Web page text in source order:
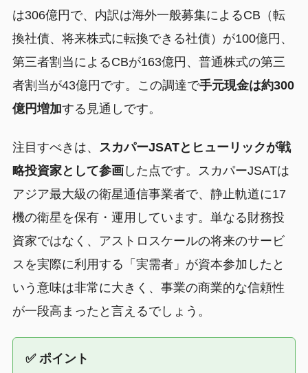
は306億円で、内訳は海外一般募集によるCB（転
換社債、将来株式に転換できる社債）が100億円、
第三者割当によるCBが163億円、普通株式の第三
者割当が43億円です。この調達で手元現金は約300
億円増加する見通しです。
注目すべきは、
スカパーJSATとヒューリックが戦
略投資家として参画した点です。スカパーJSATは
アジア最大級の衛星通信事業者で、静止軌道に17
機の衛星を保有・運用しています。単なる財務投
資家ではなく、アストロスケールの将来のサービ
スを実際に利用する「実需者」が資本参加したと
いう意味は非常に大きく、事業の商業的な信頼性
が一段高まったと言えるでしょう。
✅ ポイント